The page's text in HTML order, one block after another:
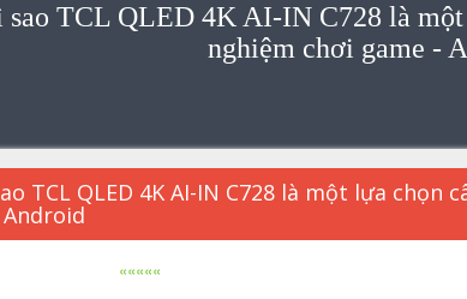
sao TCL QLED 4K AI-IN C728 là một
nghiệm chơi game -
TCL QLED 4K AI-IN C728 là một lựa chọn
«««««